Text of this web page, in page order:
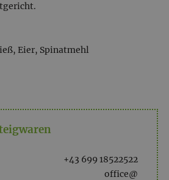
Eier, Spinatmehl
+43 699 18522522
office@